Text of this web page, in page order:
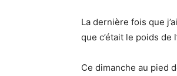
La dernière fois que
que c’était le poids de
Ce dimanche au pied